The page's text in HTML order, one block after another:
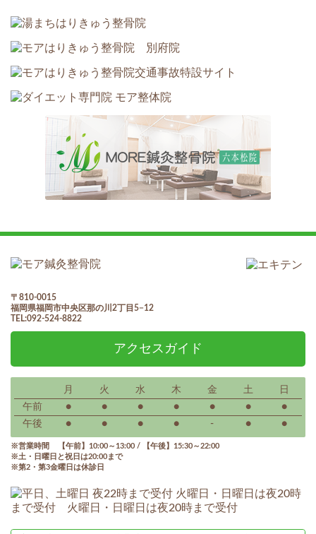
〒810-0015
福岡県福岡市中央区那の川2丁目5−12
TEL:092-524-8822
アクセスガイド
月 火 水 木 金 土
日
午前
● ● ● ● ● ●
●
午後
● ● ● ● - ● ●
営業時間 【午前】10:00～13:00 / 【午後】15:30～22:00
土・日曜日と祝日は20:00まで
第2・第3金曜日は休診日